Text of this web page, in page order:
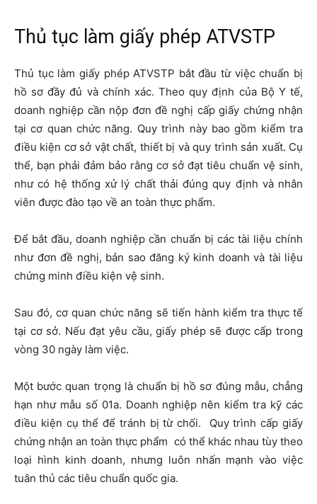
Thủ tục làm giấy phép ATVSTP
Thủ tục làm giấy phép ATVSTP bắt đầu từ việc chuẩn bị
hồ sơ đầy đủ và chính xác. Theo quy định của Bộ Y tế,
doanh nghiệp cần nộp đơn đề nghị cấp giấy chứng nhận
tại cơ quan chức năng. Quy trình này bao gồm kiểm tra
điều kiện cơ sở vật chất, thiết bị và quy trình sản xuất. Cụ
thể, bạn phải đảm bảo rằng cơ sở đạt tiêu chuẩn vệ sinh,
như có hệ thống xử lý chất thải đúng quy định và nhân
viên được đào tạo về an toàn thực phẩm.
Để bắt đầu, doanh nghiệp cần chuẩn bị các tài liệu chính
như đơn đề nghị, bản sao đăng ký kinh doanh và tài liệu
chứng minh điều kiện vệ sinh.
Sau đó, cơ quan chức năng sẽ tiến hành kiểm tra thực tế
tại cơ sở. Nếu đạt yêu cầu, giấy phép sẽ được cấp trong
vòng 30 ngày làm việc.
Một bước quan trọng là chuẩn bị hồ sơ đúng mẫu, chẳng
hạn như mẫu số 01a. Doanh nghiệp nên kiểm tra kỹ các
điều kiện cụ thể để tránh bị từ chối.
Quy trình cấp giấy
chứng nhận an toàn thực phẩm có thể khác nhau tùy theo
loại hình kinh doanh, nhưng luôn nhấn mạnh vào việc
tuân thủ các tiêu chuẩn quốc gia.